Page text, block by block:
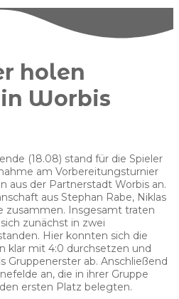
holen
Worbis
(18.08) stand für die Spieler
am Vorbereitungsturnier
aus der Partnerstadt Worbis an.
aus Stephan Rabe, Niklas
zusammen. Insgesamt traten
zunächst in zwei
Hier konnten sich die
klar mit 4:0 durchsetzen und
Gruppenerster ab. Anschließend
an, die in ihrer Gruppe
ersten Platz belegten.